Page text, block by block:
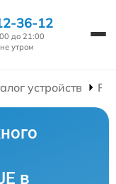
36-12
до 21:00
утром
устройств
в